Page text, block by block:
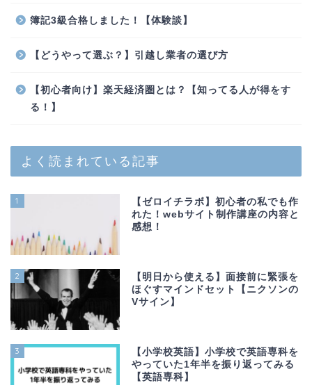
簿記3級合格しました！【体験談】
【どうやって選ぶ？】引越し業者の選び方
【初心者向け】楽天経済圏とは？【知ってる人が得をす
る！】
よく読まれている記事
1
【ゼロイチラボ】初心者の私でも作
れた！webサイト制作講座の内容と
感想！
2
【明日から使える】面接前に緊張を
ほぐすマインドセット【ニクソンの
Vサイン】
3
【小学校英語】小学校で英語専科を
やっていた1年半を振り返ってみる
【英語専科】